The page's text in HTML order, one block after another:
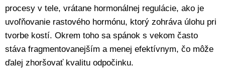
procesy v tele, vrátane hormonálnej regulácie, ako je
uvoľňovanie rastového hormónu, ktorý zohráva úlohu pri
tvorbe kostí. Okrem toho sa spánok s vekom často
stáva fragmentovanejším a menej efektívnym, čo môže
ďalej zhoršovať kvalitu odpočinku.